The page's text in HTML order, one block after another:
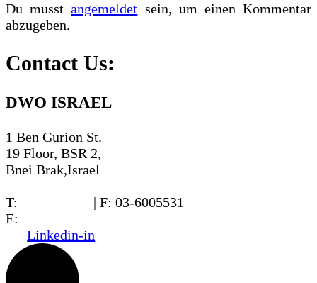
Du musstangemeldet sein, um einen Kommentar
abzugeben.
Contact Us:
DWO ISRAEL
1 Ben Gurion St.
19 Floor, BSR 2,
Bnei Brak,Israel
T:
| F: 03-6005531
E:
Linkedin-in